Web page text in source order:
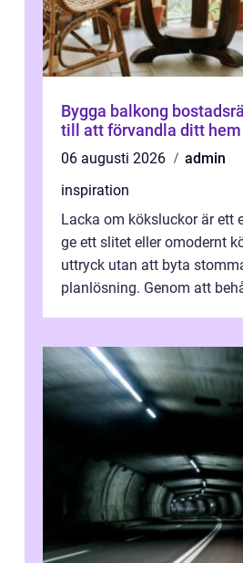
Bygga balkong
till att förvandla ditt hem
06 augusti 2026
admin
inspiration
Lacka om köksluckor är ett
ge ett slitet eller omodernt
uttryck utan att byta
planlösning. Genom att